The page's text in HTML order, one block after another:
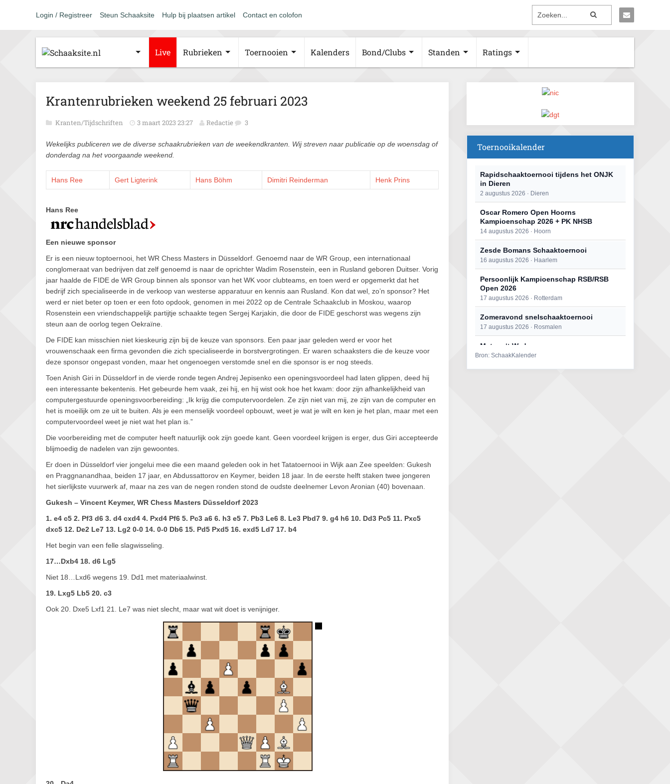
Login / Registreer Steun Schaaksite Hulp bij plaatsen artikel Contact en colofon
Live Rubrieken Toernooien Kalenders Bond/Clubs Standen Ratings
Krantenrubrieken weekend 25 februari 2023
Kranten/Tijdschriften 3 maart 2023 23:27 Redactie 3
Wekelijks publiceren we de diverse schaakrubrieken van de weekendkranten. Wij streven naar publicatie op de woensdag of
donderdag na het voorgaande weekend.
Hans Ree Gert Ligterink Hans Böhm Dimitri Reinderman Henk Prins
Hans Ree
Een nieuwe sponsor
Er is een nieuw toptoernooi, het WR Chess Masters in Düsseldorf. Genoemd naar de WR Group, een internationaal
conglomeraat van bedrijven dat zelf genoemd is naar de oprichter Wadim Rosenstein, een in Rusland geboren Duitser. Vorig
jaar haalde de FIDE de WR Group binnen als sponsor van het WK voor clubteams, en toen werd er opgemerkt dat het
bedrijf zich specialiseerde in de verkoop van westerse apparatuur en kennis aan Rusland. Kon dat wel, zo’n sponsor? Het
werd er niet beter op toen er een foto opdook, genomen in mei 2022 op de Centrale Schaakclub in Moskou, waarop
Rosenstein een vriendschappelijk partijtje schaakte tegen Sergej Karjakin, die door de FIDE geschorst was wegens zijn
steun aan de oorlog tegen Oekraïne.
De FIDE kan misschien niet kieskeurig zijn bij de keuze van sponsors. Een paar jaar geleden werd er voor het
vrouwenschaak een firma gevonden die zich specialiseerde in borstvergrotingen. Er waren schaaksters die de keuze voor
deze sponsor ongepast vonden, maar het ongenoegen verstomde snel en die sponsor is er nog steeds.
Toen Anish Giri in Düsseldorf in de vierde ronde tegen Andrej Jepisenko een openingsvoordeel had laten glippen, deed hij
een interessante bekentenis. Het gebeurde hem vaak, zei hij, en hij wist ook hoe het kwam: door zijn afhankelijkheid van
computergestuurde openingsvoorbereiding: „Ik krijg die computervoordelen. Ze zijn niet van mij, ze zijn van de computer en
het is moeilijk om ze uit te buiten. Als je een menselijk voordeel opbouwt, weet je wat je wilt en ken je het plan, maar met een
computervoordeel weet je niet wat het plan is.”
Die voorbereiding met de computer heeft natuurlijk ook zijn goede kant. Geen voordeel krijgen is erger, dus Giri accepteerde
blijmoedig de nadelen van zijn gewoontes.
Er doen in Düsseldorf vier jongelui mee die een maand geleden ook in het Tatatoernooi in Wijk aan Zee speelden: Gukesh
en Praggnanandhaa, beiden 17 jaar, en Abdussattorov en Keymer, beiden 18 jaar. In de eerste helft staken twee jongeren
het sierlijkste vuurwerk af, maar na zes van de negen ronden stond de oudste deelnemer Levon Aronian (40) bovenaan.
Gukesh – Vincent Keymer, WR Chess Masters Düsseldorf 2023
1. e4 c5 2. Pf3 d6 3. d4 cxd4 4. Pxd4 Pf6 5. Pc3 a6 6. h3 e5 7. Pb3 Le6 8. Le3 Pbd7 9. g4 h6 10. Dd3 Pc5 11. Pxc5
dxc5 12. De2 Le7 13. Lg2 0-0 14. 0-0 Db6 15. Pd5 Pxd5 16. exd5 Ld7 17. b4
Het begin van een felle slagwisseling.
17…Dxb4 18. d6 Lg5
Niet 18…Lxd6 wegens 19. Dd1 met materiaalwinst.
19. Lxg5 Lb5 20. c3
Ook 20. Dxe5 Lxf1 21. Le7 was niet slecht, maar wat wit doet is venijniger.
Toernooikalender
Rapidschaaktoernooi tijdens het ONJK
in Dieren
2 augustus 2026 · Dieren
Oscar Romero Open Hoorns
Kampioenschap 2026 + PK NHSB
14 augustus 2026 · Hoorn
Zesde Bomans Schaaktoernooi
16 augustus 2026 · Haarlem
Persoonlijk Kampioenschap RSB/RSB
Open 2026
17 augustus 2026 · Rotterdam
Zomeravond snelschaaktoernooi
17 augustus 2026 · Rosmalen
Mat op ‘t Wad
22 augustus 2026 · Den Burg, Texel
Bron: SchaakKalender